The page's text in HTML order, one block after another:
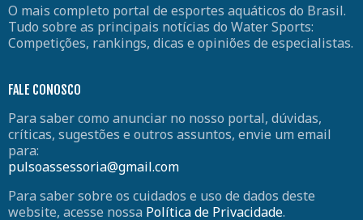
O mais completo portal de esportes aquáticos do Brasil.
Tudo sobre as principais notícias do Water Sports:
Competições, rankings, dicas e opiniões de especialistas.
FALE CONOSCO
Para saber como anunciar no nosso portal, dúvidas,
críticas, sugestões e outros assuntos, envie um email
para:
pulsoassessoria@gmail.com
Para saber sobre os cuidados e uso de dados deste
website, acesse nossa Política de Privacidade.